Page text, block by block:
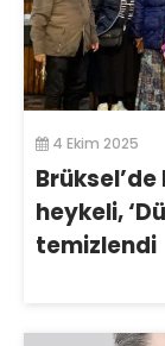
4 Ekim 2025
heykeli,
temizlendi